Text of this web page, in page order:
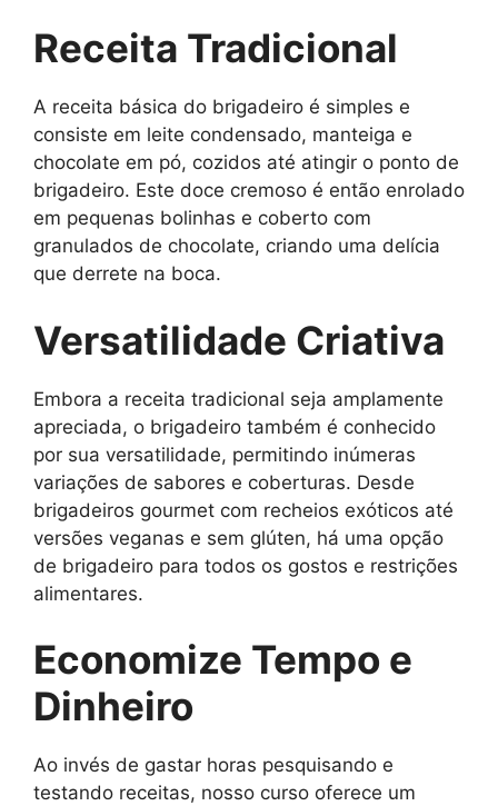
Receita Tradicional
A receita básica do brigadeiro é simples e
consiste em leite condensado, manteiga e
chocolate em pó, cozidos até atingir o ponto de
brigadeiro. Este doce cremoso é então enrolado
em pequenas bolinhas e coberto com
granulados de chocolate, criando uma delícia
que derrete na boca.
Versatilidade Criativa
Embora a receita tradicional seja amplamente
apreciada, o brigadeiro também é conhecido
por sua versatilidade, permitindo inúmeras
variações de sabores e coberturas. Desde
brigadeiros gourmet com recheios exóticos até
versões veganas e sem glúten, há uma opção
de brigadeiro para todos os gostos e restrições
alimentares.
Economize Tempo e
Dinheiro
Ao invés de gastar horas pesquisando e
testando receitas, nosso curso oferece um